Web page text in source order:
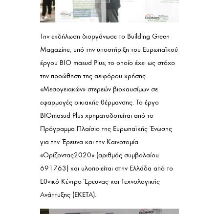
Την εκδήλωση διοργάνωσε το Building Green
Magazine, υπό την υποστήριξη του Ευρωπαϊκού
έργου BIO masud Plus, το οποίο έχει ως στόχο
την προώθηση της αειφόρου χρήσης
«Μεσογειακών» στερεών βιοκαυσίμων σε
εφαρμογές οικιακής θέρμανσης. Το έργο
BIOmasud Plus χρηματοδοτείται από το
Πρόγραμμα Πλαίσιο της Ευρωπαϊκής Ένωσης
για την Έρευνα και την Καινοτομία
«Ορίζοντας2020» (αριθμός συμβολαίου
691763) και υλοποιείται στην Ελλάδα από το
Εθνικό Κέντρο Έρευνας και Τεχνολογικής
Ανάπτυξης (ΕΚΕΤΑ).